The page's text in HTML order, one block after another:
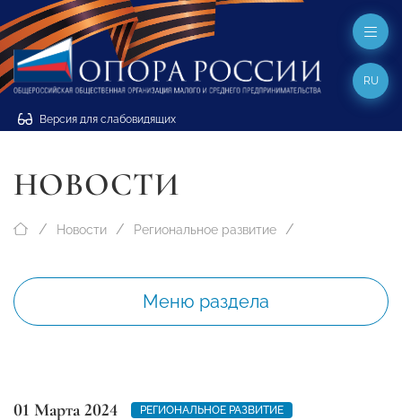
Версия для слабовидящих
RU
НОВОСТИ
Новости Региональное развитие
Меню раздела
01 Марта 2024
РЕГИОНАЛЬНОЕ РАЗВИТИЕ